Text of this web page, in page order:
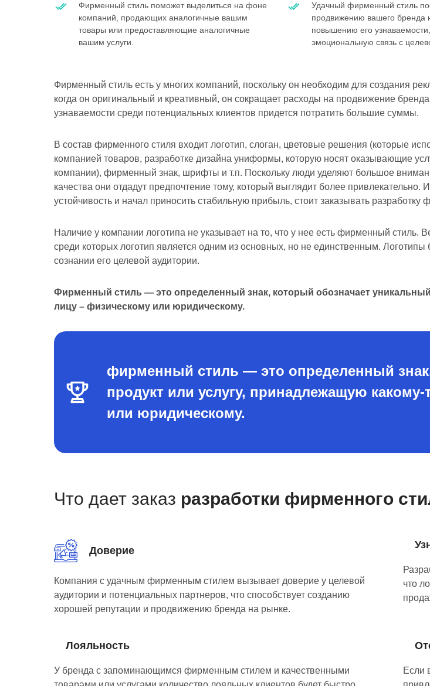
Фирменный стиль поможет выделиться на фоне
компаний, продающих аналогичные вашим
товары или предоставляющие аналогичные
вашим услуги.
Удачный фирменный стиль
продвижению вашего бренда
повышению его
эмоциональную связь с
Фирменный стиль есть у многих компаний, поскольку он необходим для создания
когда он оригинальный и креативный, он сокращает расходы на продвижение
узнаваемости среди потенциальных клиентов придется потратить большие суммы.
В состав фирменного стиля входит логотип, слоган, цветовые решения (которые
компанией товаров, разработке дизайна униформы, которую носят оказывающие
компании), фирменный знак, шрифты и т.п. Поскольку люди уделяют большое
качества они отдадут предпочтение тому, который выглядит более
устойчивость и начал приносить стабильную прибыль, стоит заказывать
Наличие у компании логотипа не указывает на то, что у нее есть фирменный
среди которых логотип является одним из основных, но не единственным.
сознании его целевой аудитории.
Фирменный стиль — это определенный знак, который обозначает
лицу – физическому или юридическому.
фирменный стиль — это определенный
продукт или услугу, принадлежащую
или юридическому.
Что дает заказ разработки фирменного
Доверие
Компания с удачным фирменным стилем вызывает доверие у целевой
аудитории и потенциальных партнеров, что способствует созданию
хорошей репутации и продвижению бренда на рынке.
что
Лояльность
У бренда с запоминающимся фирменным стилем и качественными
Если